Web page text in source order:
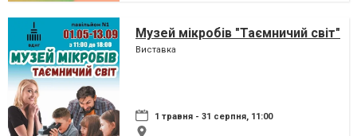
Музей мікробів "Таємничий світ"
Виставка
1 травня - 31 серпня, 11:00